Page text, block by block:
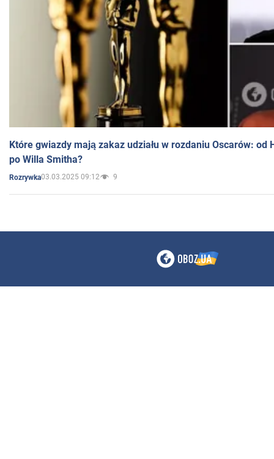
Które gwiazdy mają zakaz udziału w rozdaniu Oscarów: od
po Willa Smitha?
Rozrywka03.03.2025 09:12 9